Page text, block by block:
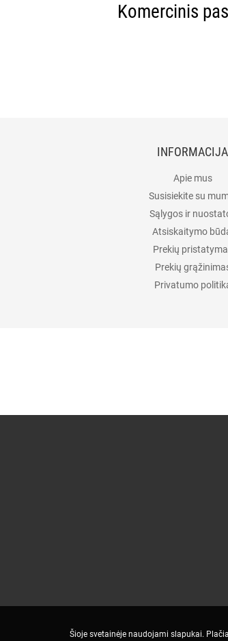
Komercinis
INFORMACIJA
Apie mus
Susisiekite su
Sąlygos ir
Atsiskaitymo
Prekių
Prekių
Privatumo
Šioje svetainėje naudojami slapukai.